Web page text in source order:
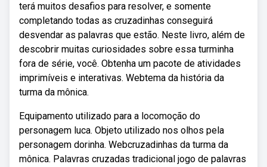
terá muitos desafios para resolver, e somente
completando todas as cruzadinhas conseguirá
desvendar as palavras que estão. Neste livro, além de
descobrir muitas curiosidades sobre essa turminha
fora de série, você. Obtenha um pacote de atividades
imprimíveis e interativas. Webtema da história da
turma da mônica.
Equipamento utilizado para a locomoção do
personagem luca. Objeto utilizado nos olhos pela
personagem dorinha. Webcruzadinhas da turma da
mônica. Palavras cruzadas tradicional jogo de palavras